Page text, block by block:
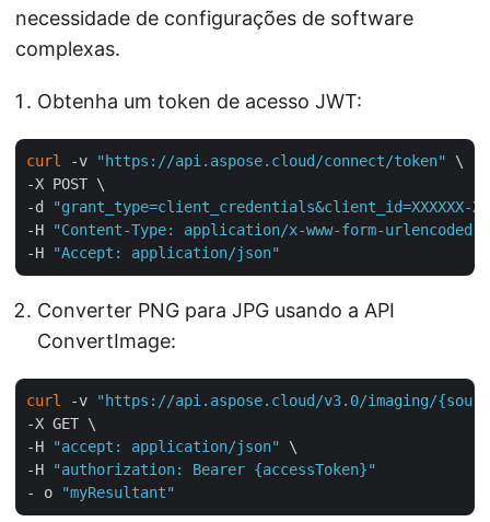
necessidade de configurações de software
complexas.
Obtenha um token de acesso JWT:
curl -v "https://api.aspose.cloud/connect/token"
\
-X POST \
-d
"grant_type=client_credentials&client_id=XXXXXX-
-H
"Content-Type: application/x-www-form-urlencoded"
-H
"Accept: application/json"
Converter PNG para JPG usando a API
ConvertImage:
curl -v
"https://api.aspose.cloud/v3.0/imaging/
-X GET \
-H
"accept: application/json"
\
-H
"authorization: Bearer {accessToken}"
- o
"myResultant"